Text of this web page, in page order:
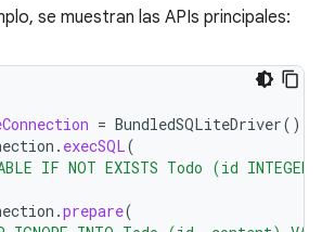
se muestran las APIs principales:
= BundledSQLiteDriver().
. execSQL(
IF NOT EXISTS Todo (id
.prepare(